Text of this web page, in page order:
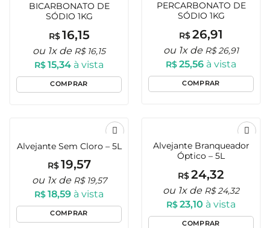
Adicionar
BICARBONATO DE
SÓDIO 1KG
R$16,15
ou 1x de R$ 16,15
R$15,34 à vista
COMPRAR
Adicionar
PERCARBONATO DE
SÓDIO 1KG
R$26,91
ou 1x de R$26,91
R$25,56 à vista
COMPRAR
Adicionar
Favoritos
Alvejante Sem Cloro – 5L
R$19,57
ou 1x de R$ 19,57
R$18,59 à vista
COMPRAR
Adicionar
Alvejante Branqueador
Óptico – 5L
R$24,32
ou 1x de R$24,32
R$23,10 à vista
COMPRAR